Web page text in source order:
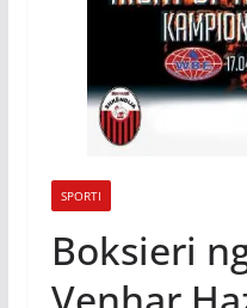
SPORTI
Boksieri